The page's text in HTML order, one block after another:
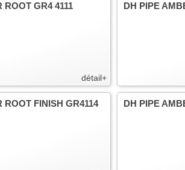
détail+
ROOT GR4 4111 DH PIPE
ROOT FINISH GR4114 DH PIPE